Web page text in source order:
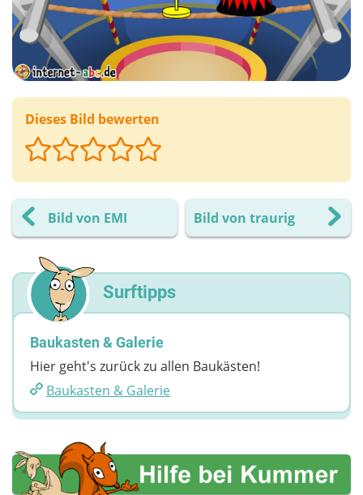
Dieses Bild bewerten
Bild von EMI Bild von traurig
Surftipps
Baukasten & Galerie
Hier geht's zurück zu allen Baukästen!
Baukasten & Galerie